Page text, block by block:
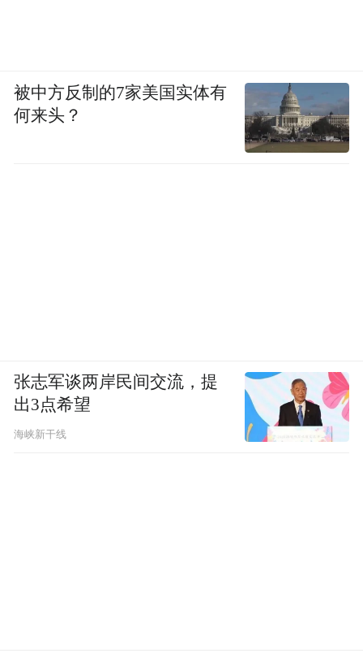
被中方反制的7家美国实体有
何来头？
张志军谈两岸民间交流，提
出3点希望
海峡新干线